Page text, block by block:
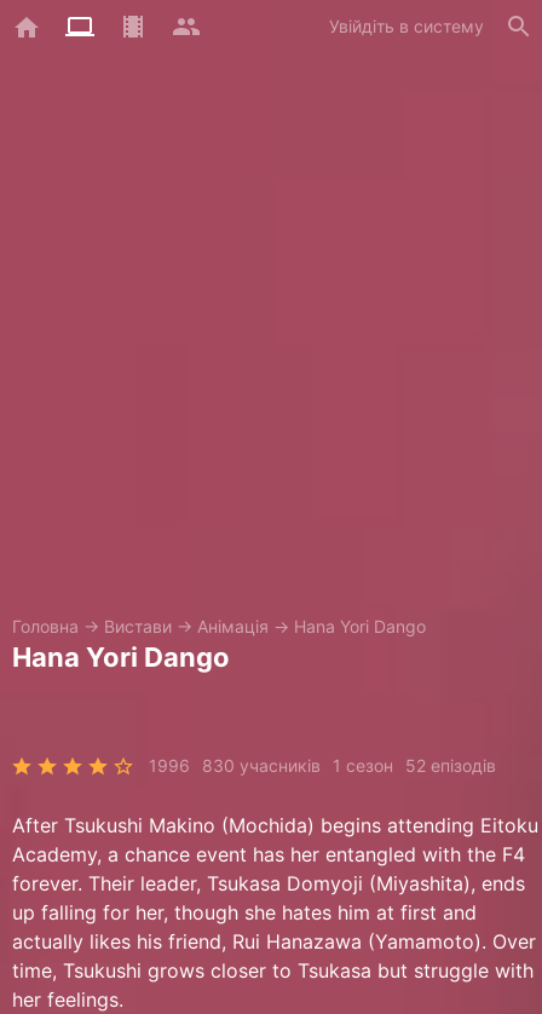
Увійдіть в систему
Головна → Вистави → Анімація → Hana Yori Dango
Hana Yori Dango
1996 830 учасників 1 сезон 52 епізодів
After Tsukushi Makino (Mochida) begins attending Eitoku
Academy, a chance event has her entangled with the F4
forever. Their leader, Tsukasa Domyoji (Miyashita), ends
up falling for her, though she hates him at first and
actually likes his friend, Rui Hanazawa (Yamamoto). Over
time, Tsukushi grows closer to Tsukasa but struggle with
her feelings.